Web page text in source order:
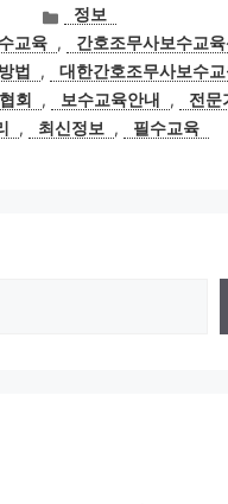
카
테
고
리
정보
교육 ,
간호조무사보수교
법 , 대한간호조무사보수교
회
, 보수교육안내 , 전문
, 최신정보 , 필수교육